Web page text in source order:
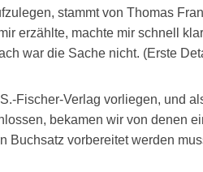
stammt von Thomas
erzählte, machte mir schnell
war die Sache nicht. (Erste
Fischer-Verlag vorliegen, und
bekamen wir von denen
Buchsatz vorbereitet werden